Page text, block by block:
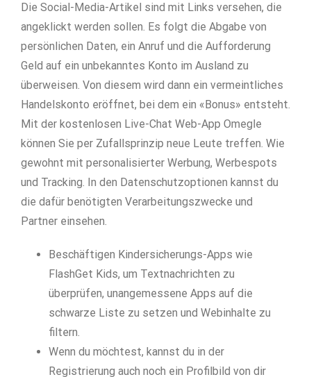
Die Social-Media-Artikel sind mit Links versehen, die
angeklickt werden sollen. Es folgt die Abgabe von
persönlichen Daten, ein Anruf und die Aufforderung
Geld auf ein unbekanntes Konto im Ausland zu
überweisen. Von diesem wird dann ein vermeintliches
Handelskonto eröffnet, bei dem ein «Bonus» entsteht.
Mit der kostenlosen Live-Chat Web-App Omegle
können Sie per Zufallsprinzip neue Leute treffen. Wie
gewohnt mit personalisierter Werbung, Werbespots
und Tracking. In den Datenschutzoptionen kannst du
die dafür benötigten Verarbeitungszwecke und
Partner einsehen.
Beschäftigen Kindersicherungs-Apps wie
FlashGet Kids, um Textnachrichten zu
überprüfen, unangemessene Apps auf die
schwarze Liste zu setzen und Webinhalte zu
filtern.
Wenn du möchtest, kannst du in der
Registrierung auch noch ein Profilbild von dir